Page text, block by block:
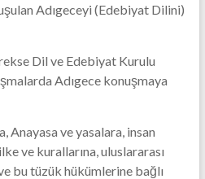
Adıgeceyi (Edebiyat Dilini)
Dil ve Edebiyat Kurulu
Adıgece konuşmaya
Anayasa ve yasalara, insan
ve kurallarına, uluslararası
bu tüzük hükümlerine bağlı